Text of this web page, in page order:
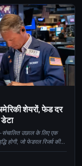
शेयरों, फेड दर
डेटा
संचालित उछाल के लिए एक
होगी, जो फेडरल रिजर्व की
आसान बनाया गया...